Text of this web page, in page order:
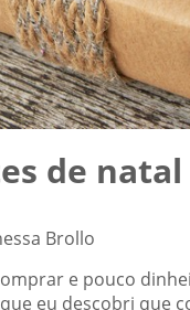
de
Brollo
e pouco
eu descobri que